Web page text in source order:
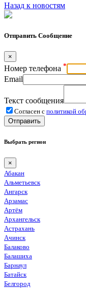
Назад к новостям
Отправить Сообщение
×
Номер телефона *
Email
Текст сообщения
Согласен с политикой
Отправить
Выбрать регион
×
Абакан
Альметьевск
Ангарск
Арзамас
Артём
Архангельск
Астрахань
Ачинск
Балаково
Балашиха
Барнаул
Батайск
Белгород